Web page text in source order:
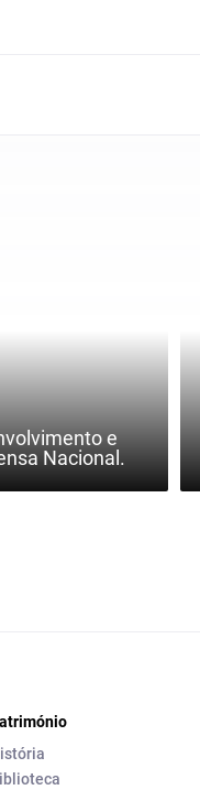
e
Nacional.